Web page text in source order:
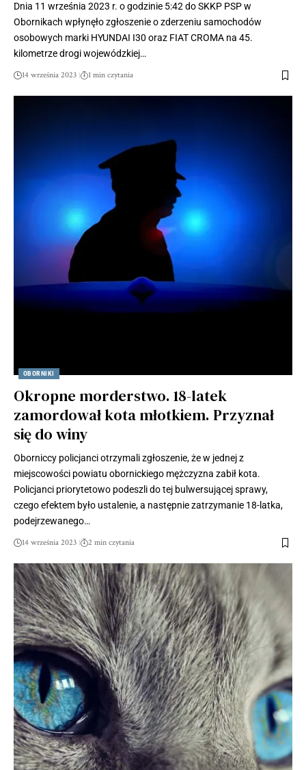
Dnia 11 września 2023 r. o godzinie 5:42 do SKKP PSP w
Obornikach wpłynęło zgłoszenie o zderzeniu samochodów
osobowych marki HYUNDAI I30 oraz FIAT CROMA na 45.
kilometrze drogi wojewódzkiej…
14 września 2023 1 min czytania
OBORNIKI
Okropne morderstwo. 18-latek
zamordował kota młotkiem. Przyznał
się do winy
Oborniccy policjanci otrzymali zgłoszenie, że w jednej z
miejscowości powiatu obornickiego mężczyzna zabił kota.
Policjanci priorytetowo podeszli do tej bulwersującej sprawy,
czego efektem było ustalenie, a następnie zatrzymanie 18-latka,
podejrzewanego…
14 września 2023 2 min czytania